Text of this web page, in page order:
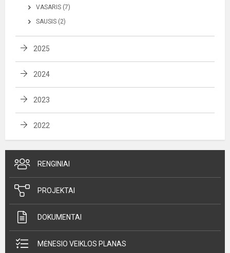
VASARIS (7)
SAUSIS (2)
2025
2024
2023
2022
RENGINIAI
PROJEKTAI
DOKUMENTAI
MĖNESIO VEIKLOS PLANAS